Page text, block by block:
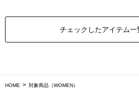
チェックしたアイテム一
HOME 対象商品（WOMEN）